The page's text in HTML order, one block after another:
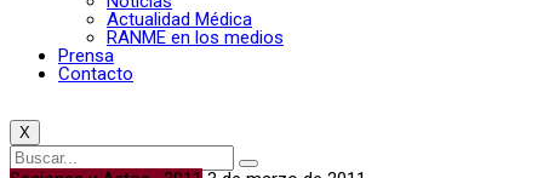
Actualidad Médica
RANME en los medios
Prensa
Contacto
X